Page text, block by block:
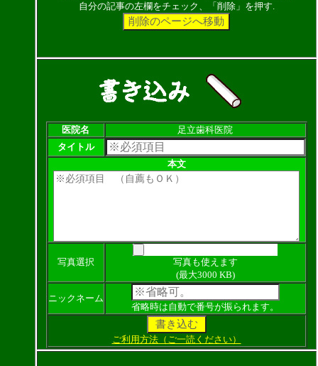
自分の記事の左欄をチェック、「削除」を押す.
医院名
足立歯科医院
タイトル
本文
写真選択
写真も使えます
(最大3000 KB)
ニックネーム
省略時は自動で番号が振られます。
ご利用方法（ご一読ください）